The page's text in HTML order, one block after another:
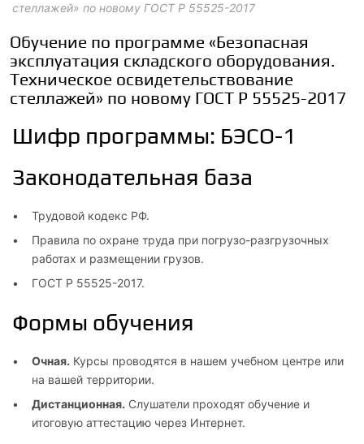
стеллажей» по новому ГОСТ Р 55525-2017
Обучение по программе «Безопасная
эксплуатация складского оборудования.
Техническое освидетельствование
стеллажей» по новому ГОСТ Р 55525-2017
Шифр программы: БЭСО-1
Законодательная база
Трудовой кодекс РФ.
Правила по охране труда при погрузо-разгрузочных
работах и размещении грузов.
ГОСТ Р 55525-2017.
Формы обучения
Очная. Курсы проводятся в нашем учебном центре или
на вашей территории.
Дистанционная. Слушатели проходят обучение и
итоговую аттестацию через Интернет.